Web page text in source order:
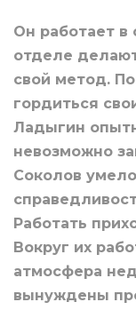
Он работает в
отделе
свой метод.
гордиться
Ладыгин
невозможно
Соколов
Работать
Вокруг их
атмосфера
вынуждены